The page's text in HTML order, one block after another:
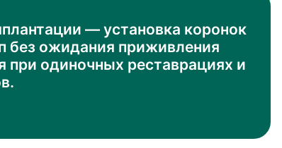
— установка коронок
без ожидания приживления
при одиночных реставрациях и